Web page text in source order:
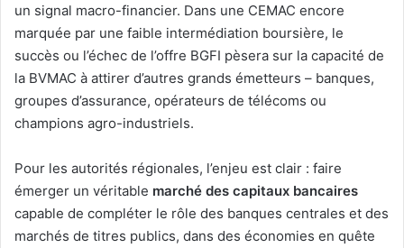
un signal macro-financier. Dans une CEMAC encore
marquée par une faible intermédiation boursière, le
succès ou l’échec de l’offre BGFI pèsera sur la capacité de
la BVMAC à attirer d’autres grands émetteurs – banques,
groupes d’assurance, opérateurs de télécoms ou
champions agro-industriels.
Pour les autorités régionales, l’enjeu est clair : faire
émerger un véritable marché des capitaux bancaires
capable de compléter le rôle des banques centrales et des
marchés de titres publics, dans des économies en quête